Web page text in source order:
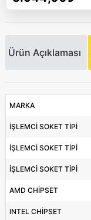
Ürün Açıklaması
MARKA
İŞLEMCİ SOKET TİPİ
İŞLEMCİ SOKET TİPİ
İŞLEMCİ SOKET TİPİ
AMD CHİPSET
INTEL CHİPSET